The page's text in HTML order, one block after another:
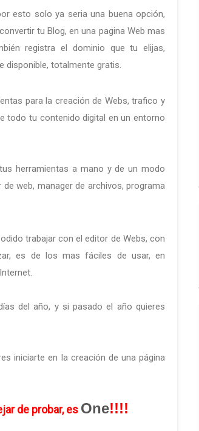
esto solo ya seria una buena opción,
tu Blog, en una pagina Web mas
registra el dominio que tu elijas,
disponible, totalmente gratis.
para la creación de Webs, trafico y
todo tu contenido digital en un entorno
herramientas a mano y de un modo
web, manager de archivos, programa
trabajar con el editor de Webs, con
es de los mas fáciles de usar, en
del año, y si pasado el año quieres
iniciarte en la creación de una página
de probar, es One!!!!